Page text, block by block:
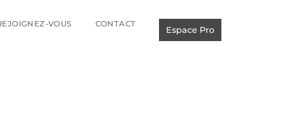
VOUS CONTACT
Espace Pro